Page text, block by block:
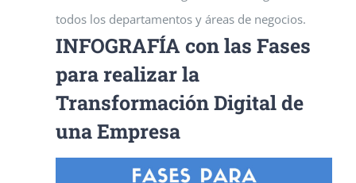
todos los departamentos y áreas de negocios.
INFOGRAFÍA con las Fases
para realizar la
Transformación Digital de
una Empresa